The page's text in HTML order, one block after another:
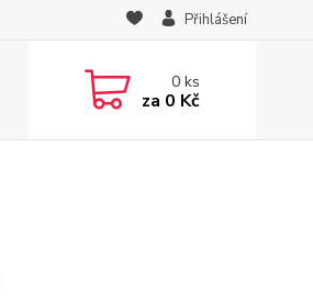
Přihlášení
0ks
za 0 Kč